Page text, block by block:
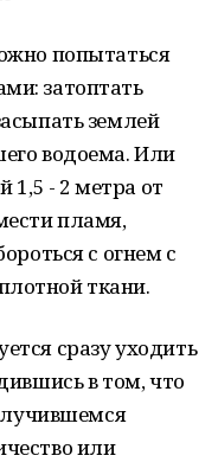
попытаться
затоптать
землей
водоема. Или
1,5 - 2 метра от
пламя,
с огнем с
ткани.
сразу уходить
в том, что
или